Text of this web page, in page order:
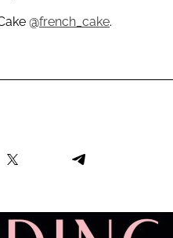
@french_cake.